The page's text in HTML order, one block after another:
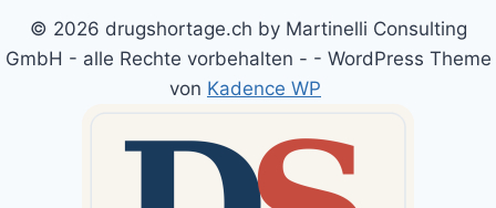
© 2026 drugshortage.ch by Martinelli Consulting
GmbH - alle Rechte vorbehalten - - WordPress Theme
von Kadence WP